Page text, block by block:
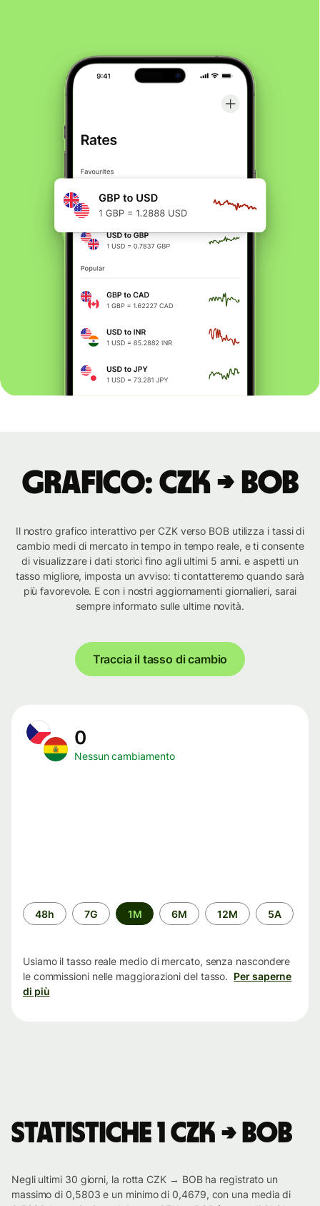
Grafico: CZK → BOB
Il nostro grafico interattivo per CZK verso BOB utilizza i tassi di
cambio medi di mercato in tempo in tempo reale, e ti consente
di visualizzare i dati storici fino agli ultimi 5 anni. e aspetti un
tasso migliore, imposta un avviso: ti contatteremo quando sarà
più favorevole. E con i nostri aggiornamenti giornalieri, sarai
sempre informato sulle ultime novità.
Traccia il tasso di cambio
0
Nessun cambiamento
Periodo
di
48h 7G 1M 6M 12M 5A
Usiamo il tasso reale medio di mercato, senza nascondere
le commissioni nelle maggiorazioni del tasso. Per saperne
di più
Statistiche 1 CZK → BOB
Negli ultimi 30 giorni, la rotta CZK → BOB ha registrato un
massimo di 0,5803 e un minimo di 0,4679, con una media di